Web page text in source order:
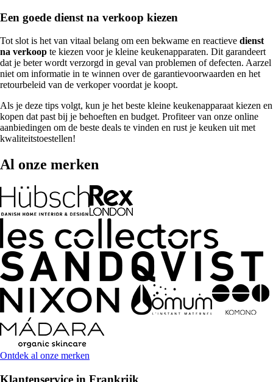
Een goede dienst na verkoop kiezen
Tot slot is het van vitaal belang om een bekwame en reactieve dienst
na verkoop te kiezen voor je kleine keukenapparaten. Dit garandeert
dat je beter wordt verzorgd in geval van problemen of defecten. Aarzel
niet om informatie in te winnen over de garantievoorwaarden en het
retourbeleid van de verkoper voordat je koopt.
Als je deze tips volgt, kun je het beste kleine keukenapparaat kiezen en
kopen dat past bij je behoeften en budget. Profiteer van onze online
aanbiedingen om de beste deals te vinden en rust je keuken uit met
kwaliteitstoestellen!
Al onze merken
Ontdek al onze merken
Klantenservice in Frankrijk